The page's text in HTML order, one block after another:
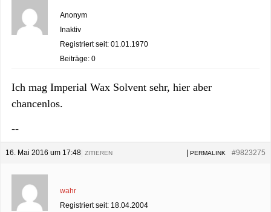
Anonym
Inaktiv
Registriert seit: 01.01.1970
Beiträge: 0
Ich mag Imperial Wax Solvent sehr, hier aber
chancenlos.
--
16. Mai 2016 um 17:48 #9823275
PERMALINK
ZITIEREN
wahr
Registriert seit: 18.04.2004